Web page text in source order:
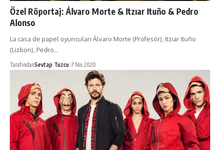
Özel Röportaj: Álvaro Morte & Itzıar Ituño & Pedro
Alonso
La casa de papel oyuncuları Álvaro Morte (Profesör), Itzıar Ituño
(Lizbon), Pedro…
TarafındanSevtap Tuzcu 7 Nis 2020